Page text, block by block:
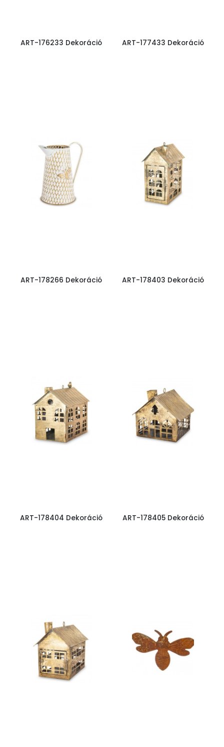
ART-176233 Dekoráció ART-177433 Dekoráció
ART-178266 Dekoráció ART-178403 Dekoráció
ART-178404 Dekoráció ART-178405 Dekoráció